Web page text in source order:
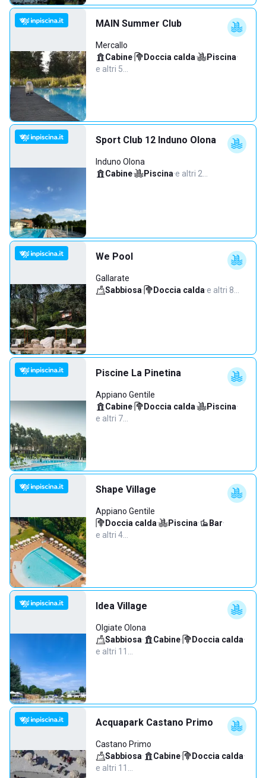
MAIN Summer Club
Mercallo
Cabine· Doccia calda· Piscina·
e altri 5…
Sport Club 12 Induno Olona
Induno Olona
Cabine· Piscina·e altri 2…
We Pool
Gallarate
Sabbiosa· Doccia calda·e altri 8…
Piscine La Pinetina
Appiano Gentile
Cabine· Doccia calda· Piscina·
e altri 7…
Shape Village
Appiano Gentile
Doccia calda· Piscina· Bar·
e altri 4…
Idea Village
Olgiate Olona
Sabbiosa· Cabine· Doccia calda·
e altri 11…
Acquapark Castano Primo
Castano Primo
Sabbiosa· Cabine· Doccia calda·
e altri 11…